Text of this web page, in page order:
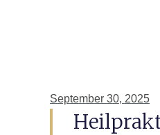
September 30, 2025